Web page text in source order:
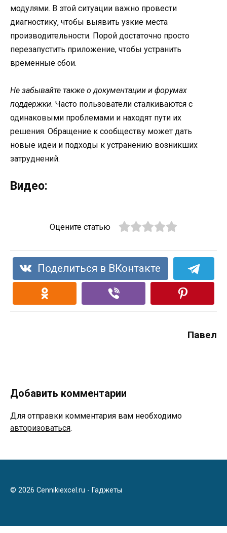
модулями. В этой ситуации важно провести
диагностику, чтобы выявить узкие места
производительности. Порой достаточно просто
перезапустить приложение, чтобы устранить
временные сбои.
Не забывайте также о документации и форумах
поддержки. Часто пользователи сталкиваются с
одинаковыми проблемами и находят пути их
решения. Обращение к сообществу может дать
новые идеи и подходы к устранению возникших
затруднений.
Видео:
Оцените статью
Поделиться в ВКонтакте
Павел
Добавить комментарии
Для отправки комментария вам необходимо
авторизоваться.
© 2026 Cennikiexcel.ru - Гаджеты